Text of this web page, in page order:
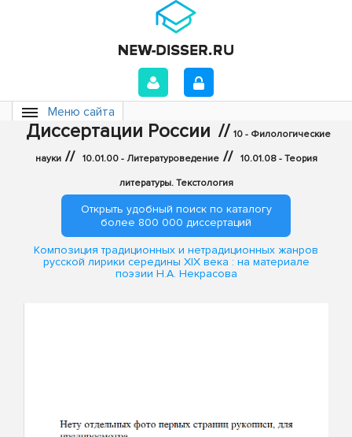
Меню сайта
Диссертации России // 10 - Филологические
науки // 10.01.00 - Литературоведение // 10.01.08 - Теория
литературы. Текстология
Открыть удобный поиск по каталогу
более 800 000 диссертаций
Композиция традиционных и нетрадиционных жанров
русской лирики середины XIX века : на материале
поэзии Н.А. Некрасова